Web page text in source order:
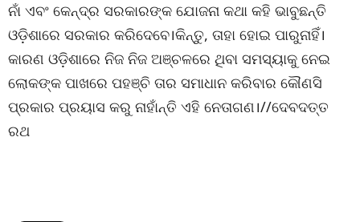
ନାଁ ଏବଂ କେନ୍ଦ୍ର ସରକାରଙ୍କ ଯୋଜନା କଥା କହି ଭାବୁଛନ୍ତି
ଓଡ଼ିଶାରେ ସରକାର କରିଦେବେ।କିନ୍ତୁ, ତାହା ହୋଇ ପାରୁନାହିଁ।
କାରଣ ଓଡ଼ିଶାରେ ନିଜ ନିଜ ଅଞ୍ଚଳରେ ଥିବା ସମସ୍ୟାକୁ ନେଇ
ଲୋକଙ୍କ ପାଖରେ ପହଞ୍ଚି ତାର ସମାଧାନ କରିବାର କୌଣସି
ପ୍ରକାର ପ୍ରୟାସ କରୁ ନାହାଁନ୍ତି ଏହି ନେତାଗଣ।//ଦେବଦତ୍ତ
ରଥ